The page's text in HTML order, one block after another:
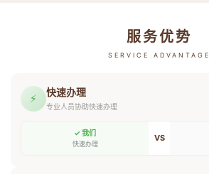
服务优势
SERVICE ADVANTAGE
⚡ 快速办理
专业人员协助快速办理
✓ 我们
快速办理
VS